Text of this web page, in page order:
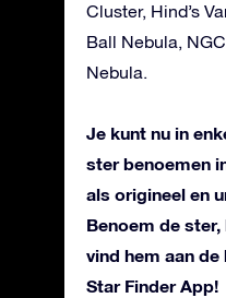
Cluster, Hind’s
Ball Nebula,
Nebula.
Je kunt nu in
ster benoemen
als origineel en
Benoem de
vind hem aan de
Star Finder App!